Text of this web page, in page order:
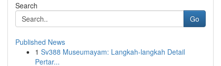
Search
Go
Published News
1 Sv388 Museumayam: Langkah-langkah Detail
Pertar...